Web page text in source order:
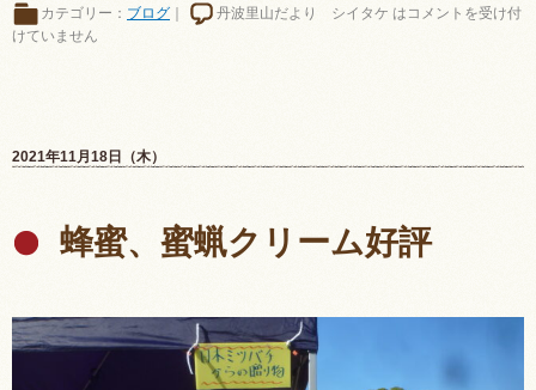
カテゴリー： ブログ 丹波里山だより シイタケ は コメントを受け付
けていません
2021年11月18日（木）
蜂蜜、蜜蝋クリーム好評